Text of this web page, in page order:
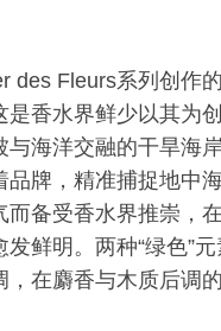
des Fleurs系列创作
香水界鲜少以其为
海洋交融的干旱海
品牌，精准捕捉地中
备受香水界推崇，
鲜明。两种“绿色”
在麝香与木质后调